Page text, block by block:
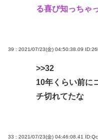
る喜び知っちゃ
39 : 2021/07/23(金) 04:50:38.09
>>32
10年くらい前に
チ切れてたな
33 : 2021/07/23(金) 04:46:08.41